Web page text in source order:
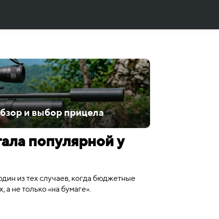
и выбор прицела
популярной у
из тех случаев, когда бюджетные
не только «на бумаге».